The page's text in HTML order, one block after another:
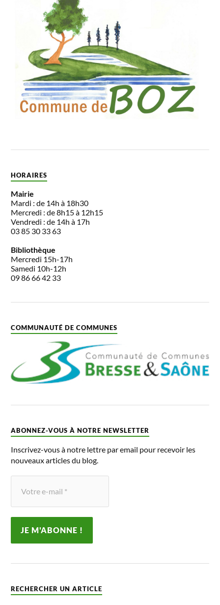
HORAIRES
Mairie
Mardi : de 14h à 18h30
Mercredi : de 8h15 à 12h15
Vendredi : de 14h à 17h
03 85 30 33 63
Bibliothèque
Mercredi 15h-17h
Samedi 10h-12h
09 86 66 42 33
COMMUNAUTÉ DE COMMUNES
ABONNEZ-VOUS À NOTRE NEWSLETTER
Inscrivez-vous à notre lettre par email pour recevoir les
nouveaux articles du blog.
RECHERCHER UN ARTICLE